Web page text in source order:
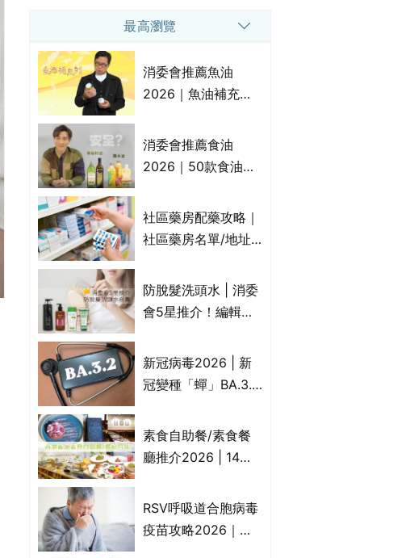
最高瀏覽
消委會推薦魚油
2026｜魚油補充劑
名單｜附1款國際魚
油標準5星認證 針對
消委會推薦食油
2026｜50款食油評
物｜21款健康煮食油
總評達5星滿分名單
花籽油/花生油等)
社區藥房配藥攻略｜
社區藥房名單/地址/
法一覽表｜社區藥房
是甚麼？可以申請藥
防脫髮洗頭水 | 消委
會5星推介！編輯加
比較：位元堂、呂、
PANTOGAR、純素
新冠病毒2026 | 新
冠變種「蟬」BA.3.2
播、風險與預防方法
一文睇
素食自助餐/素食餐
廳推介2026 | 14間
中式/印度/東南亞/港
式/Fusion素食齋菜
RSV呼吸道合胞病毒
疫苗攻略2026｜